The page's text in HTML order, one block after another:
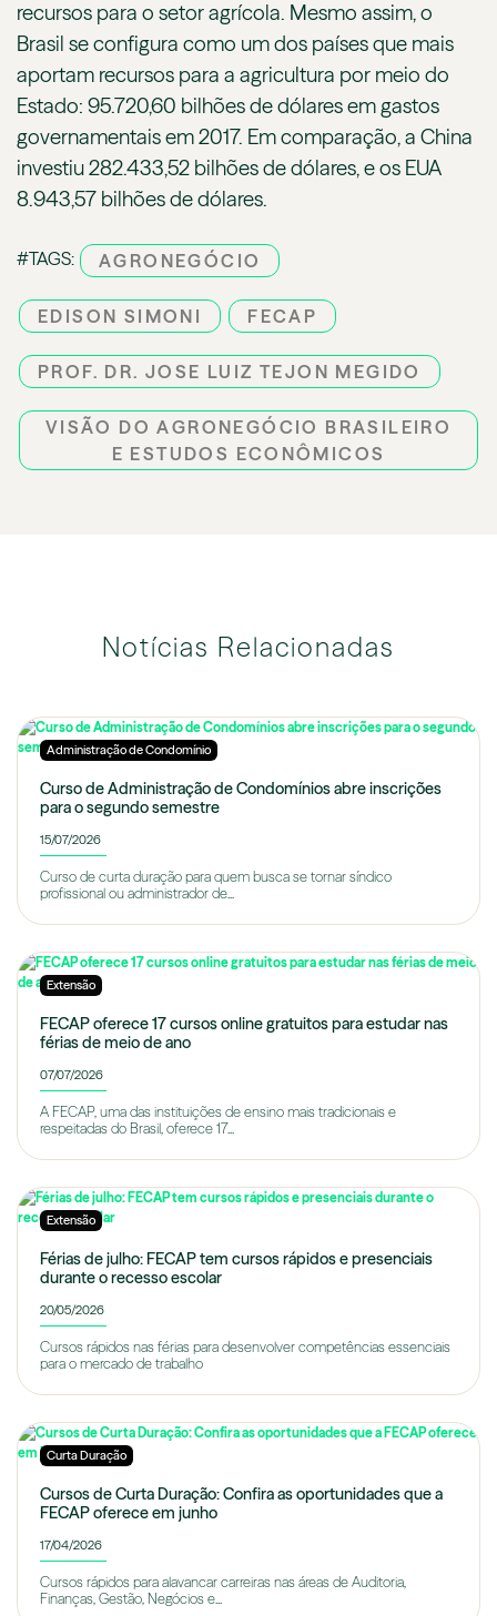
recursos para o setor agrícola. Mesmo assim, o
Brasil se configura como um dos países que mais
aportam recursos para a agricultura por meio do
Estado: 95.720,60 bilhões de dólares em gastos
governamentais em 2017. Em comparação, a China
investiu 282.433,52 bilhões de dólares, e os EUA
8.943,57 bilhões de dólares.
#TAGS: AGRONEGÓCIO
EDISON SIMONI FECAP
PROF. DR. JOSE LUIZ TEJON MEGIDO
VISÃO DO AGRONEGÓCIO BRASILEIRO
E ESTUDOS ECONÔMICOS
Notícias Relacionadas
Administração de Condomínio
Curso de Administração de Condomínios abre inscrições
para o segundo semestre
15/07/2026
Curso de curta duração para quem busca se tornar síndico
profissional ou administrador de...
Extensão
FECAP oferece 17 cursos online gratuitos para estudar nas
férias de meio de ano
07/07/2026
A FECAP, uma das instituições de ensino mais tradicionais e
respeitadas do Brasil, oferece 17...
Extensão
Férias de julho: FECAP tem cursos rápidos e presenciais
durante o recesso escolar
20/05/2026
Cursos rápidos nas férias para desenvolver competências essenciais
para o mercado de trabalho
Curta Duração
Cursos de Curta Duração: Confira as oportunidades que a
FECAP oferece em junho
17/04/2026
Cursos rápidos para alavancar carreiras nas áreas de Auditoria,
Finanças, Gestão, Negócios e...